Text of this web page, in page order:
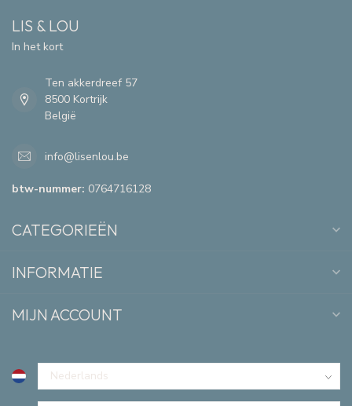
LIS & LOU
In het kort
Ten akkerdreef 57
8500 Kortrijk
België
info@lisenlou.be
btw-nummer: 0764716128
CATEGORIEËN
INFORMATIE
MIJN ACCOUNT